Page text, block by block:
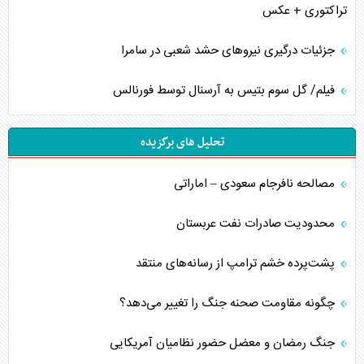
تراکتوری + عکس
جزئیات درگیری نیرو‌های حشد شعبی در سامرا
فیلم/ گل سوم بتیس به آرسنال توسط فورنالس
تحلیل های برگزیده
مصالحه نافرجام سعودی – اماراتی
محدودیت صادرات نفت عربستان
پشت‌پرده خشم ترامپ از رسانه‌های منتقد
چگونه مقاومت صحنه جنگ را تغییر می‌دهد؟
جنگ رمضان و معضل حضور نظامیان آمریکایی